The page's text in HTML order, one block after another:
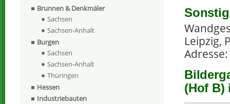
Leipzig,
(Hof B)
Brunnen & Denkmäler
Sachsen
Sachsen-Anhalt
Burgen
Sachsen
Sachsen-Anhalt
Thüringen
Hessen
Industriebauten